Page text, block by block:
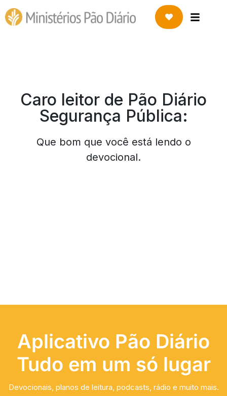
Caro leitor de Pão Diário
Segurança Pública:
Que bom que você está lendo o
devocional.
Aplicativo Pão Diário
Tudo em um só lugar
Devocionais, planos de leitura, podcasts, rádio e muito mais.